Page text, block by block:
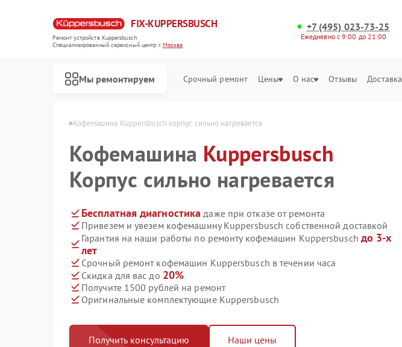
FIX-KUPPERSBUSCH
Ремонт устройств Kuppersbusch
Специализированный cервисный центр г.Москва
+7 (495) 023-73-25
Ежедневно с 9:00 до 21:00
Мы ремонтируем Срочный ремонт Цены О нас Отзывы Доставка
Кофемашина Kuppersbusch корпус сильно нагревается
Кофемашина Kuppersbusch
Корпус сильно нагревается
Бесплатная диагностика даже при отказе от ремонта
Привезем и увезем кофемашину Kuppersbusch собственной доставкой
Гарантия на наши работы по ремонту кофемашин Kuppersbusch до 3-х
лет
Срочный ремонт кофемашин Kuppersbusch в течении часа
Скидка для вас до 20%
Получите 1500 рублей на ремонт
Оригинальные комплектующие Kuppersbusch
Получить консультацию Наши цены